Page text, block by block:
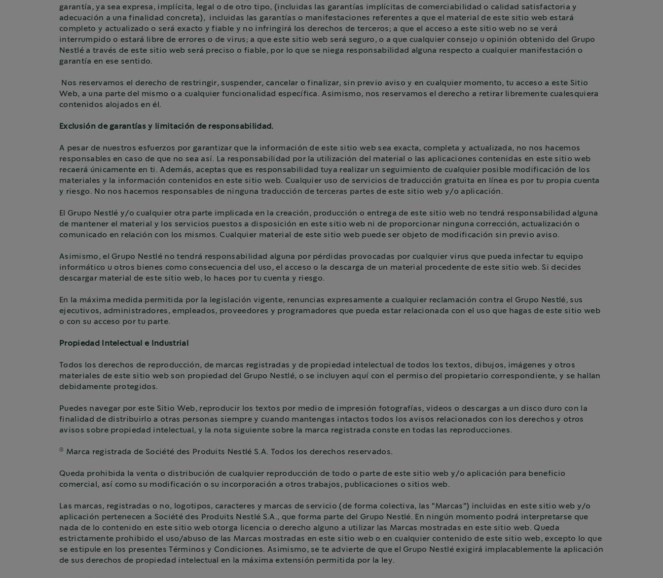
garantía, ya sea expresa, implícita, legal o de otro tipo, (incluidas las garantías implícitas de comerciabilidad o calidad satisfactoria y
adecuación a una finalidad concreta), incluidas las garantías o manifestaciones referentes a que el material de este sitio web estará
completo y actualizado o será exacto y fiable y no infringirá los derechos de terceros; a que el acceso a este sitio web no se verá
interrumpido o estará libre de errores o de virus; a que este sitio web será seguro, o a que cualquier consejo u opinión obtenido del Grupo
Nestlé a través de este sitio web será preciso o fiable, por lo que se niega responsabilidad alguna respecto a cualquier manifestación o
garantía en ese sentido.
Nos reservamos el derecho de restringir, suspender, cancelar o finalizar, sin previo aviso y en cualquier momento, tu acceso a este Sitio
Web, a una parte del mismo o a cualquier funcionalidad específica. Asimismo, nos reservamos el derecho a retirar libremente cualesquiera
contenidos alojados en él.
Exclusión de garantías y limitación de responsabilidad.
A pesar de nuestros esfuerzos por garantizar que la información de este sitio web sea exacta, completa y actualizada, no nos hacemos
responsables en caso de que no sea así. La responsabilidad por la utilización del material o las aplicaciones contenidas en este sitio web
recaerá únicamente en ti. Además, aceptas que es responsabilidad tuya realizar un seguimiento de cualquier posible modificación de los
materiales y la información contenidos en este sitio web. Cualquier uso de servicios de traducción gratuita en línea es por tu propia cuenta
y riesgo. No nos hacemos responsables de ninguna traducción de terceras partes de este sitio web y/o aplicación.
El Grupo Nestlé y/o cualquier otra parte implicada en la creación, producción o entrega de este sitio web no tendrá responsabilidad alguna
de mantener el material y los servicios puestos a disposición en este sitio web ni de proporcionar ninguna corrección, actualización o
comunicado en relación con los mismos. Cualquier material de este sitio web puede ser objeto de modificación sin previo aviso.
Asimismo, el Grupo Nestlé no tendrá responsabilidad alguna por pérdidas provocadas por cualquier virus que pueda infectar tu equipo
informático u otros bienes como consecuencia del uso, el acceso o la descarga de un material procedente de este sitio web. Si decides
descargar material de este sitio web, lo haces por tu cuenta y riesgo.
En la máxima medida permitida por la legislación vigente, renuncias expresamente a cualquier reclamación contra el Grupo Nestlé, sus
ejecutivos, administradores, empleados, proveedores y programadores que pueda estar relacionada con el uso que hagas de este sitio web
o con su acceso por tu parte.
Propiedad Intelectual e Industrial
Todos los derechos de reproducción, de marcas registradas y de propiedad intelectual de todos los textos, dibujos, imágenes y otros
materiales de este sitio web son propiedad del Grupo Nestlé, o se incluyen aquí con el permiso del propietario correspondiente, y se hallan
debidamente protegidos.
Puedes navegar por este Sitio Web, reproducir los textos por medio de impresión fotografías, videos o descargas a un disco duro con la
finalidad de distribuirlo a otras personas siempre y cuando mantengas intactos todos los avisos relacionados con los derechos y otros
avisos sobre propiedad intelectual, y la nota siguiente sobre la marca registrada conste en todas las reproducciones.
® Marca registrada de Société des Produits Nestlé S.A. Todos los derechos reservados.
Queda prohibida la venta o distribución de cualquier reproducción de todo o parte de este sitio web y/o aplicación para beneficio
comercial, así como su modificación o su incorporación a otros trabajos, publicaciones o sitios web.
Las marcas, registradas o no, logotipos, caracteres y marcas de servicio (de forma colectiva, las "Marcas") incluidas en este sitio web y/o
aplicación pertenecen a Société des Produits Nestlé S.A., que forma parte del Grupo Nestlé. En ningún momento podrá interpretarse que
nada de lo contenido en este sitio web otorga licencia o derecho alguno a utilizar las Marcas mostradas en este sitio web. Queda
estrictamente prohibido el uso/abuso de las Marcas mostradas en este sitio web o en cualquier contenido de este sitio web, excepto lo que
se estipule en los presentes Términos y Condiciones. Asimismo, se te advierte de que el Grupo Nestlé exigirá implacablemente la aplicación
de sus derechos de propiedad intelectual en la máxima extensión permitida por la ley.